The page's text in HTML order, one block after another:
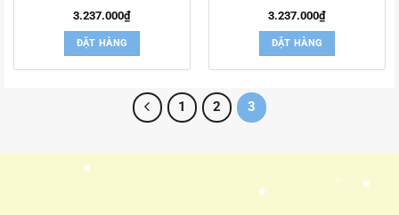
3.237.000₫
ĐẶT HÀNG
3.237.000₫
ĐẶT HÀNG
1 2 3